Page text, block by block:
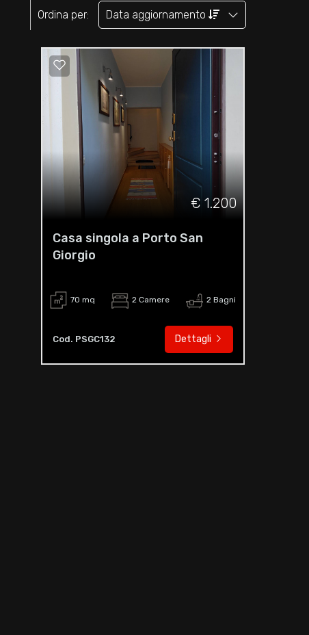
Ordina per: Data aggiornamento
€ 1.200
Casa singola a Porto San
Giorgio
70 mq 2 Camere 2 Bagni
Cod. PSGC132 Dettagli